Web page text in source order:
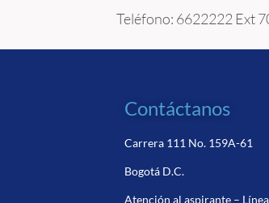
Teléfono: 6622222 Ext
Contáctanos
Carrera 111 No. 159A-61
Bogotá D.C.
Atención al aspirante –